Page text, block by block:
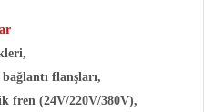
flanşları,
fren (24V/220V/380V),